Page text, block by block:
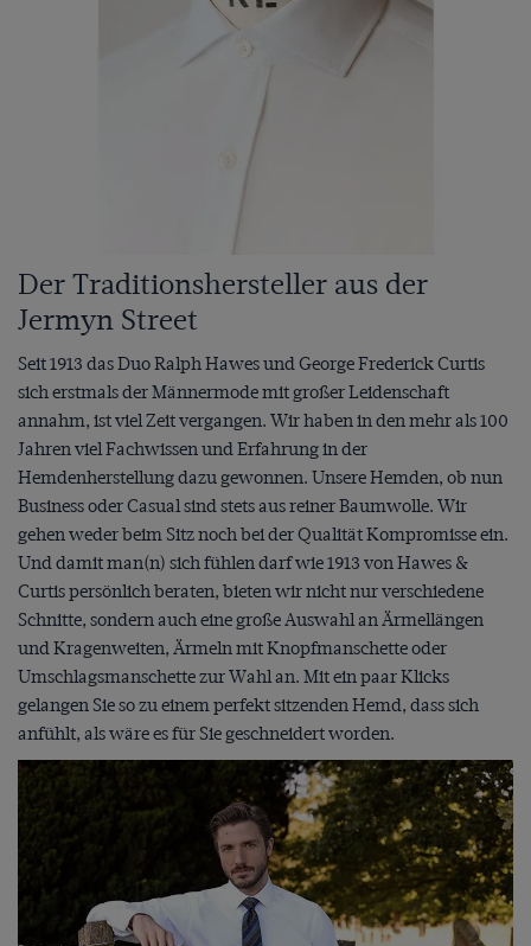
Der Traditionshersteller aus der
Jermyn Street
Seit 1913 das Duo Ralph Hawes und George Frederick Curtis
sich erstmals der Männermode mit großer Leidenschaft
annahm, ist viel Zeit vergangen. Wir haben in den mehr als 100
Jahren viel Fachwissen und Erfahrung in der
Hemdenherstellung dazu gewonnen. Unsere Hemden, ob nun
Business oder Casual sind stets aus reiner Baumwolle. Wir
gehen weder beim Sitz noch bei der Qualität Kompromisse ein.
Und damit man(n) sich fühlen darf wie 1913 von Hawes &
Curtis persönlich beraten, bieten wir nicht nur verschiedene
Schnitte, sondern auch eine große Auswahl an Ärmellängen
und Kragenweiten, Ärmeln mit Knopfmanschette oder
Umschlagsmanschette zur Wahl an. Mit ein paar Klicks
gelangen Sie so zu einem perfekt sitzenden Hemd, dass sich
anfühlt, als wäre es für Sie geschneidert worden.